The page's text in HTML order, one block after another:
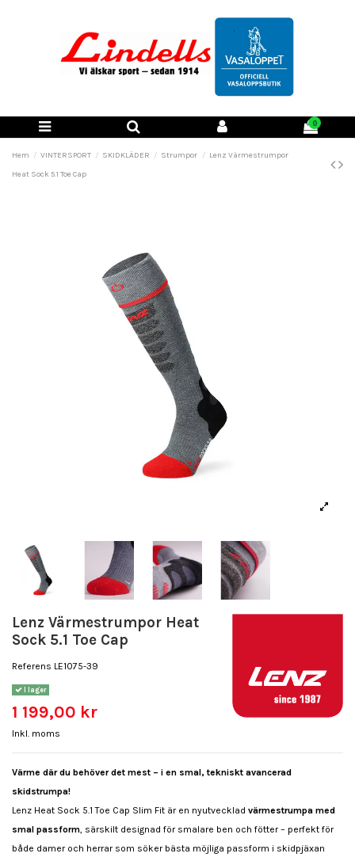
0
Hem VINTERSPORT SKIDKLÄDER Strumpor
Lenz Värmestrumpor
Heat Sock 5.1 Toe Cap
Lenz Värmestrumpor Heat
Sock 5.1 Toe Cap
Referens LE1075-39
I lager
1 199,00 kr
Inkl. moms
Värme där du behöver det mest – i en smal, tekniskt avancerad
skidstrumpa!
Lenz Heat Sock 5.1 Toe Cap Slim Fit är en nyutvecklad värmestrumpa med
smal passform, särskilt designad för smalare ben och fötter – perfekt för
både damer och herrar som söker bästa möjliga passform i skidpjäxan